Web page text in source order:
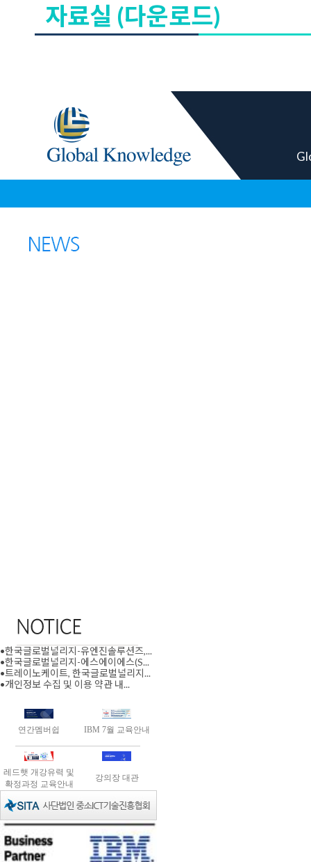
자료실 (다운로드)
•한국글로벌널리지-유엔진솔루션즈,...
•한국글로벌널리지-에스에이에스(S...
•트레이노케이트, 한국글로벌널리지...
•개인정보 수집 및 이용 약관 내...
연간멤버쉽 IBM 7월 교육안내
레드햇 개강유력 및
확정과정 교육안내
강의장 대관